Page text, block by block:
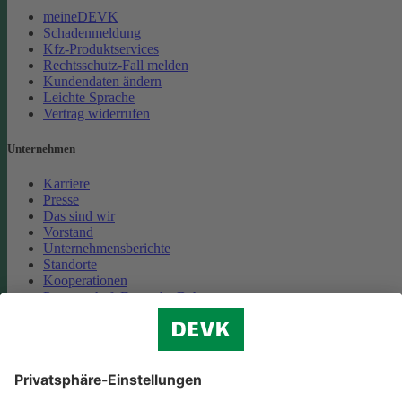
meineDEVK
Schadenmeldung
Kfz-Produktservices
Rechtsschutz-Fall melden
Kundendaten ändern
Leichte Sprache
Vertrag widerrufen
Unternehmen
Karriere
Presse
Das sind wir
Vorstand
Unternehmensberichte
Standorte
Kooperationen
Partnerschaft Deutsche Bahn